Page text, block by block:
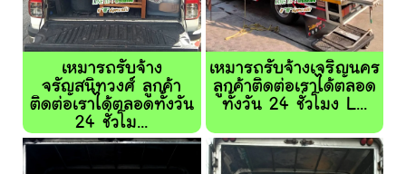
เหมารถรับจ้าง
จรัญสนิทวงศ์ ลูกค้า
ติดต่อเราได้ตลอดทั้งวัน
24 ชั่วโม...
เหมารถรับจ้างเจริญนคร
ลูกค้าติดต่อเราได้ตลอด
ทั้งวัน 24 ชั่วโมง L...